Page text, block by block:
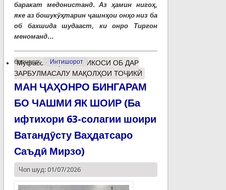
баракат медонистанд. Аз ҳамин нигоҳ,
яке аз бошукӯҳтарин ҷашнҳои онҳо низ ба
об бахшида шудааст, ки онро Тиргон
меноманд...
барчасп: Интишорот
Муфассалтаро ИНЪИКОСИ ОБ ДАР
ЗАРБУЛМАСАЛУ МАҚОЛҲОИ ТОҶИКӢ
МАН ҶАҲОНРО БИНГАРАМ
БО ЧАШМИ ЯК ШОИР (Ба
ифтихори 63-солагии шоири
Ватандӯсту Ваҳдатсаро
Саъдӣ Мирзо)
Чоп шуд: 01/07/2026